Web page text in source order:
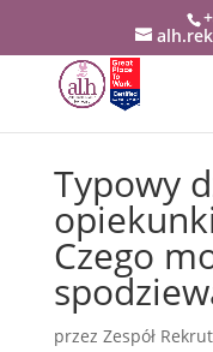
Typowy
Czego
przez Zespół